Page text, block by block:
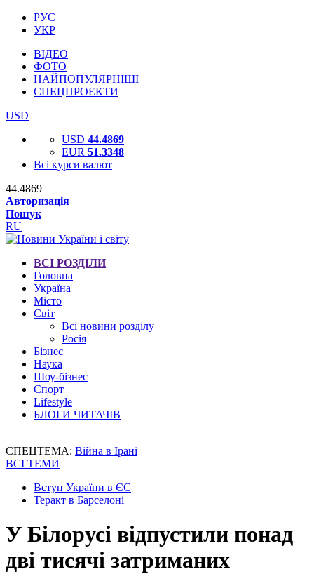
РУС
УКР
ВІДЕО
ФОТО
НАЙПОПУЛЯРНІШІ
СПЕЦПРОЕКТИ
USD
USD 44.4869
EUR 51.3348
Всі курси валют
44.4869
Авторизація
Пошук
RU
ВСІ РОЗДІЛИ
Головна
Україна
Місто
Світ
Всі новини розділу
Росія
Бізнес
Наука
Шоу-бізнес
Спорт
Lifestyle
БЛОГИ ЧИТАЧІВ
СПЕЦТЕМА: Війна в Ірані
ВСІ ТЕМИ
Вступ України в ЄС
Теракт в Барселоні
У Білорусі відпустили понад
дві тисячі затриманих